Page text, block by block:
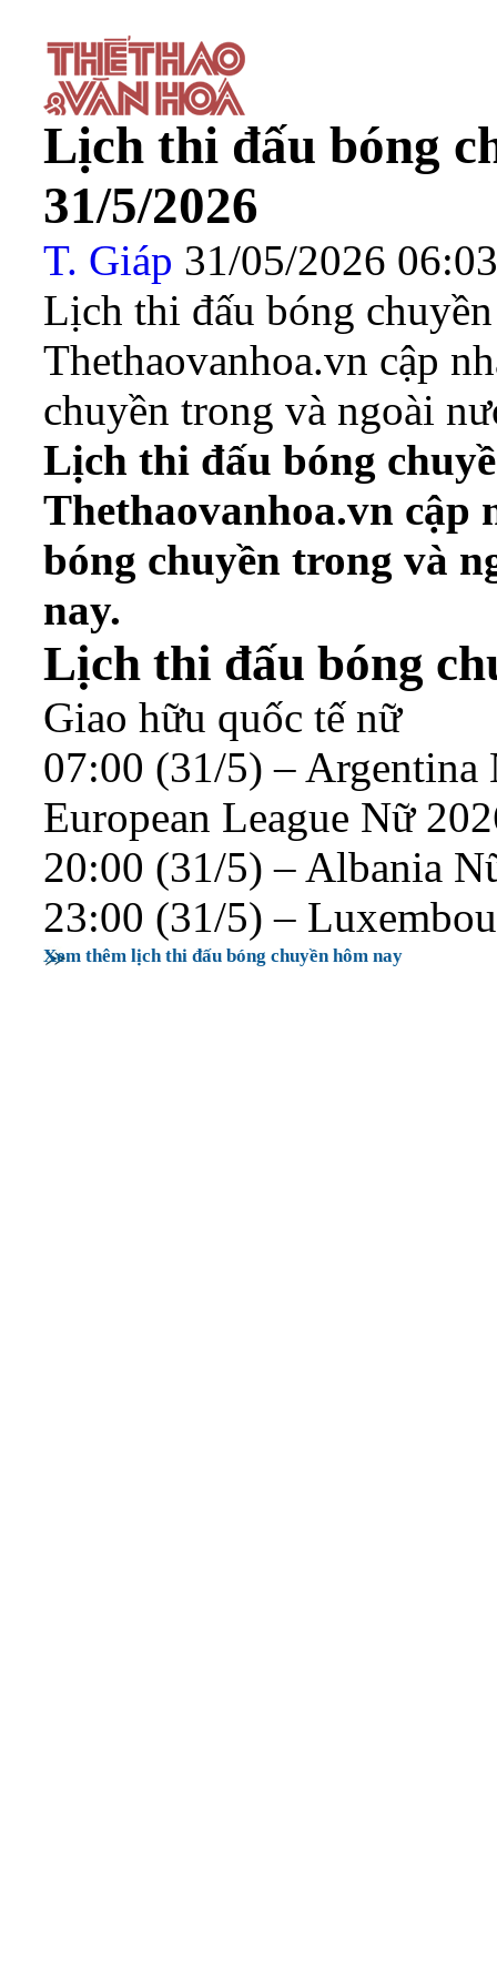
Lịch thi đấu bóng
31/5/2026
T. Giáp 31/05/2026
Lịch thi đấu bóng
Thethaovanhoa.vn cập
chuyền trong và ngoài
Lịch thi đấu bóng
Thethaovanhoa.vn cập
bóng chuyền trong và
nay.
Lịch thi đấu bóng
Giao hữu quốc tế nữ
07:00 (31/5) –
European League Nữ
20:00 (31/5) – Albania
23:00 (31/5) –
Xem thêm lịch thi đấu bóng chuyền hôm nay